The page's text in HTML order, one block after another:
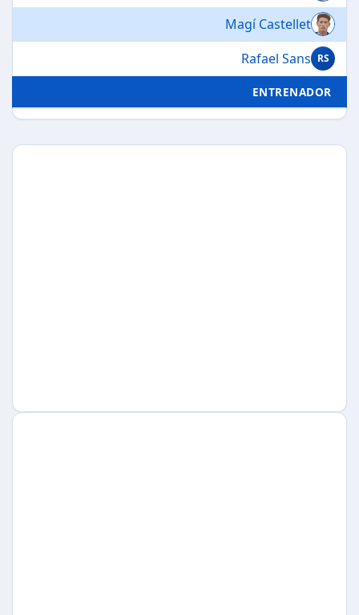
Magí Castellet
Rafael Sans RS
ENTRENADOR